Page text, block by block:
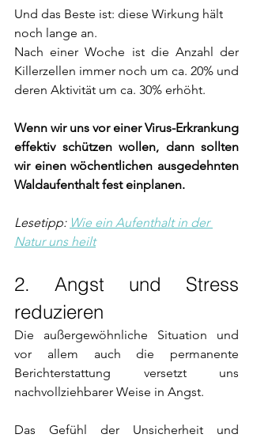
Und das Beste ist: diese Wirkung hält
noch lange an.
Nach einer Woche ist die Anzahl der
Killerzellen immer noch um ca. 20% und
deren Aktivität um ca. 30% erhöht.
Wenn wir uns vor einer Virus-Erkrankung
effektiv schützen wollen, dann sollten
wir einen wöchentlichen ausgedehnten
Waldaufenthalt fest einplanen.
Lesetipp: Wie ein Aufenthalt in der
Natur uns heilt
2. Angst und Stress
reduzieren
Die außergewöhnliche Situation und
vor allem auch die permanente
Berichterstattung versetzt uns
nachvollziehbarer Weise in Angst.
Das Gefühl der Unsicherheit und